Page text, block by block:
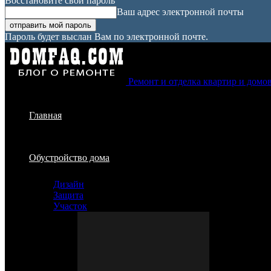
Ваш адрес электронной почты
Пароль будет выслан Вам по электронной почте.
Ремонт и отделка квартир и
Главная
Обустройство дома
Дизайн
Защита
Участок